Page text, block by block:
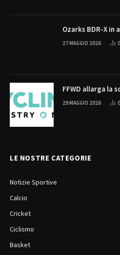
Ozarks BDR-X in
27 MAGGIO 2026 0
FFWD allarga la
29 MAGGIO 2026 0
LE NOSTRE CATEGORIE
Notizie Sportive
Calcio
Cricket
Ciclismo
Basket